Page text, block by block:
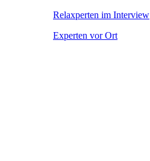
Relaxperten im Interview
Experten vor Ort